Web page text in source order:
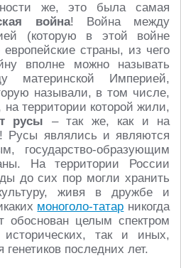
же, это была самая
война! Война между
(которую в этой войне
страны, из чего
вполне можно называть
Империей,
называли, в том числе,
на территории которой жили,
русы – так же, как и на
Русы являлись и являются
государство-образующим
На территории России
до сих пор могли хранить
живя в дружбе и
моноголо-татар никогда
целым спектром
исторических, так и иных,
последних лет.